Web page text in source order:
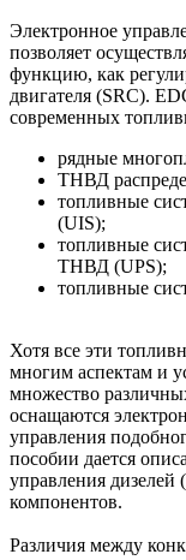
Электронное
позволяет
функцию, как
двигателя (SRC).
современных
рядные
ТНВД
топливные
(UIS);
топливные
ТНВД (UPS);
топливные
Хотя все эти
многим аспектам и
множество
оснащаются
управления
пособии дается
управления дизелей
компонентов.
Различия между